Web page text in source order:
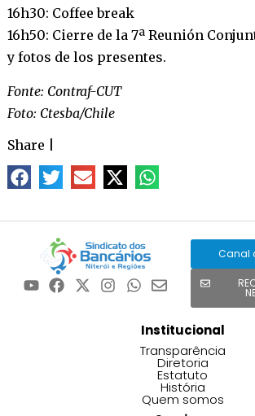
16h30: Coffee break
16h50: Cierre de la 7ª Reunión
y fotos de los presentes.
Fonte: Contraf-CUT
Foto: Ctesba/Chile
Share
Canal
Institucional
Transparência
Diretoria
Estatuto
História
Quem somos